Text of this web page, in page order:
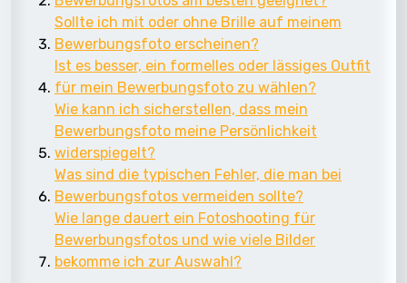
Sollte ich mit oder ohne Brille auf meinem
Bewerbungsfoto erscheinen?
Ist es besser, ein formelles oder lässiges Outfit
für mein Bewerbungsfoto zu wählen?
Wie kann ich sicherstellen, dass mein
Bewerbungsfoto meine Persönlichkeit
widerspiegelt?
Was sind die typischen Fehler, die man bei
Bewerbungsfotos vermeiden sollte?
Wie lange dauert ein Fotoshooting für
Bewerbungsfotos und wie viele Bilder
bekomme ich zur Auswahl?